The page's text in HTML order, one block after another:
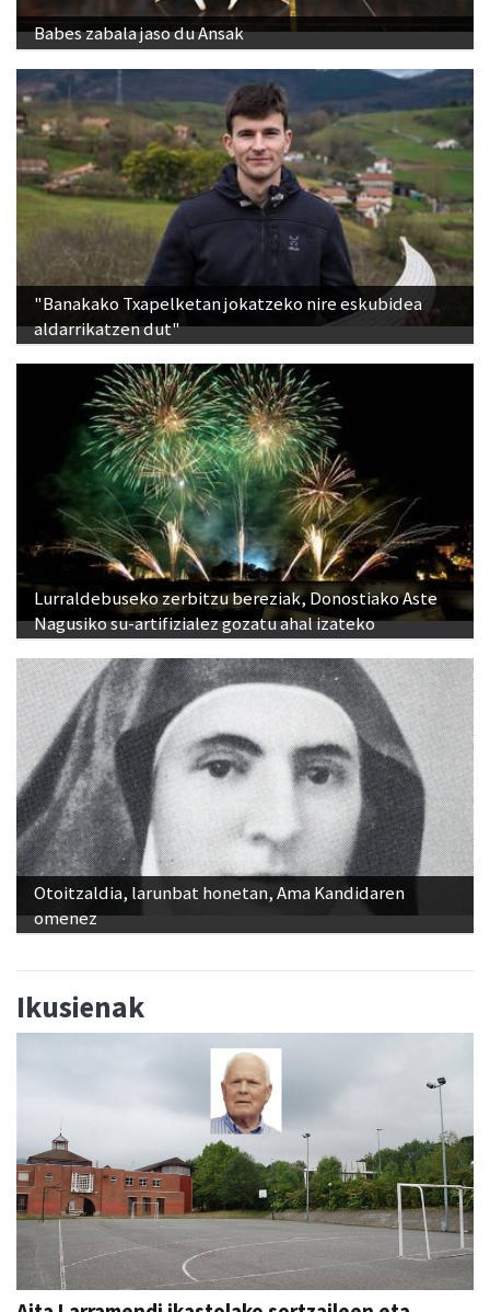
Babes zabala jaso du Ansak
"Banakako Txapelketan jokatzeko nire eskubidea
aldarrikatzen dut"
Lurraldebuseko zerbitzu bereziak, Donostiako Aste
Nagusiko su-artifizialez gozatu ahal izateko
Otoitzaldia, larunbat honetan, Ama Kandidaren
omenez
Ikusienak